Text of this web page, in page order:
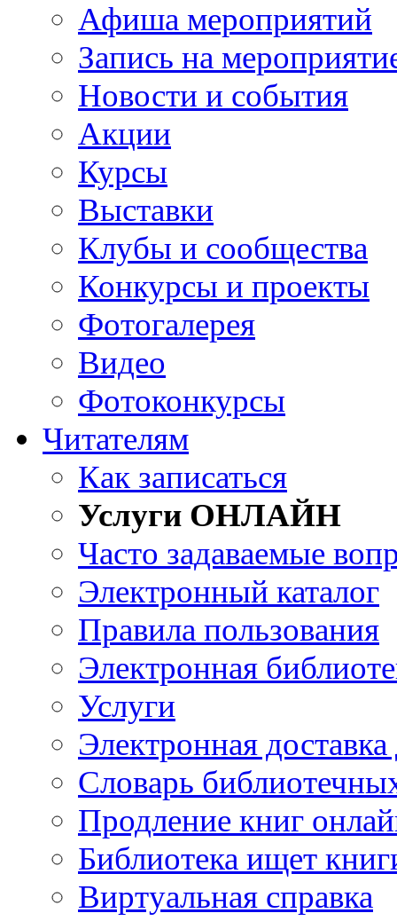
Афиша мероприятий
Запись на
Новости и события
Акции
Курсы
Выставки
Клубы и сообщества
Конкурсы и проекты
Фотогалерея
Видео
Фотоконкурсы
Читателям
Как записаться
Услуги ОНЛАЙН
Часто задаваемые
Электронный каталог
Правила пользования
Электронная
Услуги
Электронная
Словарь
Продление книг
Библиотека ищет
Виртуальная справка